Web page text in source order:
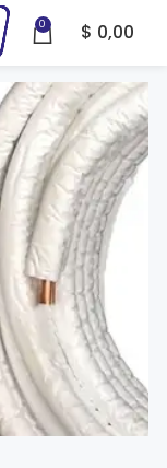
0 $ 0,00